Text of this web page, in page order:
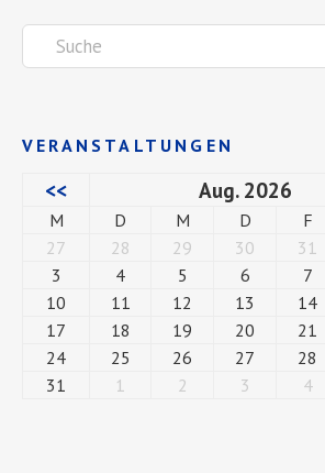
VERANSTALTUNGEN
<< Aug. 2026
M D M D F
27
28 29 30 31
3
4 5 6 7
10
11 12 13 14
17
18 19 20 21
24
25 26 27 28
31
1 2 3 4